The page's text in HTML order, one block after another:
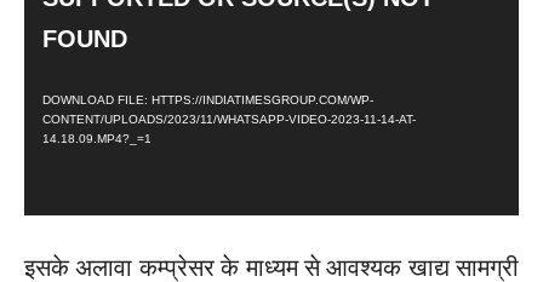
R
FOUND
DOWNLOAD FILE: HTTPS://INDIATIMESGROUP.COM/WP-
CONTENT/UPLOADS/2023/11/WHATSAPP-VIDEO-2023-11-14-AT-
14.18.09.MP4?_=1
इसके अलावा कम्प्रेसर के माध्यम से आवश्यक खाद्य सामग्री